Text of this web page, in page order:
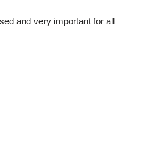
and very important for all